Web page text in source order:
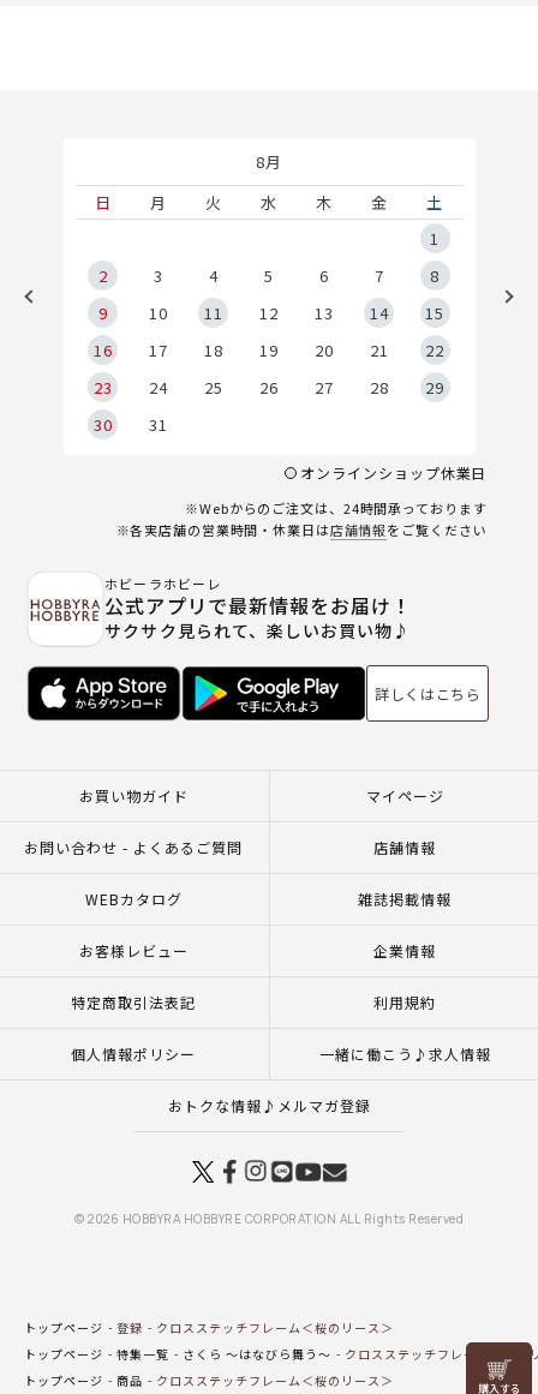
リリヤン
フェア
8月
日
月 火 水 木 金
土
1
2
3 4 5 6 7
8
9
10 11 12 13 14
15
16
17 18 19 20 21
22
23
24 25 26 27 28
29
30
31
オンラインショップ休業日
※Webからのご注文は、24時間承っております
※各実店舗の営業時間・休業日は店舗情報をご覧ください
ホビーラホビーレ
公式アプリで最新情報をお届け！
サクサク見られて、楽しいお買い物♪
詳しくはこちら
お買い物ガイド マイページ
お問い合わせ - よくあるご質問 店舗情報
WEBカタログ 雑誌掲載情報
お客様レビュー 企業情報
特定商取引法表記 利用規約
個人情報ポリシー 一緒に働こう♪求人情報
おトクな情報♪メルマガ登録
© 2026 HOBBYRA HOBBYRE CORPORATION ALL Rights Reserved
トップページ 登録
クロスステッチフレーム＜桜のリース＞
トップページ
特集一覧 さくら ～はなびら舞う～
クロスステッチフレーム＜桜の
トップページ
商品 クロスステッチフレーム＜桜のリース＞